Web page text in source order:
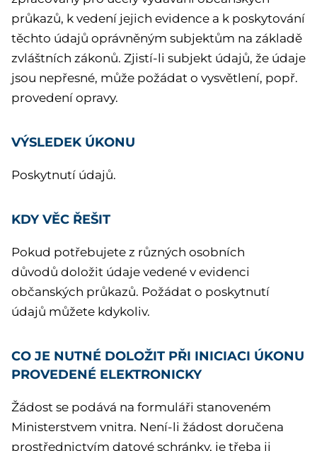
průkazů, k vedení jejich evidence a k poskytování
těchto údajů oprávněným subjektům na základě
zvláštních zákonů. Zjistí-li subjekt údajů, že údaje
jsou nepřesné, může požádat o vysvětlení, popř.
provedení opravy.
VÝSLEDEK ÚKONU
Poskytnutí údajů.
KDY VĚC ŘEŠIT
Pokud potřebujete z různých osobních
důvodů doložit údaje vedené v evidenci
občanských průkazů. Požádat o poskytnutí
údajů můžete kdykoliv.
CO JE NUTNÉ DOLOŽIT PŘI INICIACI ÚKONU
PROVEDENÉ ELEKTRONICKY
Žádost se podává na formuláři stanoveném
Ministerstvem vnitra. Není-li žádost doručena
prostřednictvím datové schránky, je třeba ji